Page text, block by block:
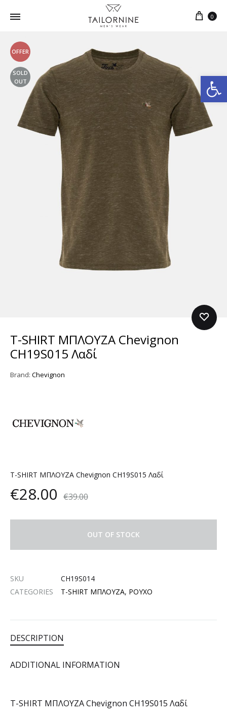
Ανοίξτε τη γραμμή εργαλείων
0
OFFER
SOLD
OUT
T-SHIRT ΜΠΛΟΥΖΑ Chevignon
CH19S015 Λαδί
Brand: Chevignon
T-SHIRT ΜΠΛΟΥΖΑ Chevignon CH19S015 Λαδί
€28.00 €39.00
OUT OF STOCK
SKU
CH19S014
CATEGORIES
T-SHIRT ΜΠΛΟΥΖΑ, ΡΟΥΧΟ
DESCRIPTION
ADDITIONAL INFORMATION
T-SHIRT ΜΠΛΟΥΖΑ Chevignon CH19S015 Λαδί